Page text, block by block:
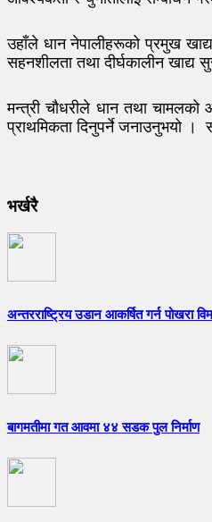
उहाँले धान नेपालीहरूको प्रमुख
सहनशीलता तथा दीर्घकालीन खाद्य
मन्त्री चौधरीले धान तथा चामलको
प्राथमिकता दिनुपर्ने जनाउनुभयो
भर्खरै
अन्तरराष्ट्रिय उडान आकर्षित गर्न पोखरा
बागमतीमा गत आवमा ४४ सडक पुल निर्माण